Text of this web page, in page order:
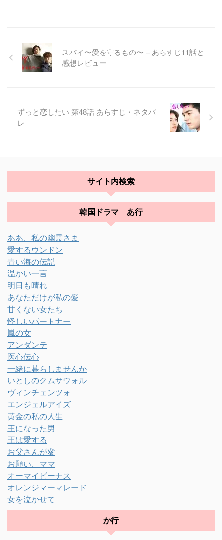
スパイ〜愛を守るもの〜 – あらすじ11話と
感想レビュー
ずっと恋したい 第48話 あらすじ・ネタバ
レ
サイト内検索
韓国ドラマ あ行
ああ、私の幽霊さま
愛するウンドン
青い海の伝説
温かい一言
明日も晴れ
あなただけが私の愛
甘くない女たち
怪しいパートナー
嵐の女
アンダンテ
医心伝心
一緒に暮らしませんか
いとしのクムサウォル
ヴィンチェンツォ
エンジェルアイズ
黄金の私の人生
王になった男
王は愛する
お父さんが変
お願い、ママ
オーマイビーナス
オレンジマーマレード
女を泣かせて
か行